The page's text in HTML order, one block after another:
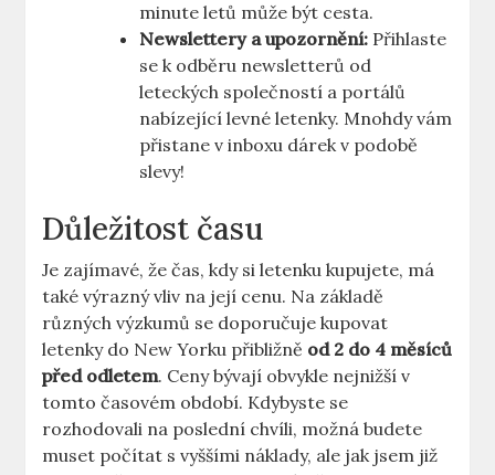
minute letů může být cesta.
Newslettery a upozornění: Přihlaste
se k odběru newsletterů od
leteckých společností a portálů
nabízející levné letenky. Mnohdy vám
přistane v inboxu dárek v podobě
slevy!
Důležitost času
Je zajímavé, že čas, kdy si letenku kupujete, má
také výrazný vliv na její cenu. Na základě
různých výzkumů se doporučuje kupovat
letenky do New Yorku přibližně od 2 do 4 měsíců
před odletem. Ceny bývají obvykle nejnižší v
tomto časovém období. Kdybyste se
rozhodovali na poslední chvíli, možná budete
muset počítat s vyššími náklady, ale jak jsem již